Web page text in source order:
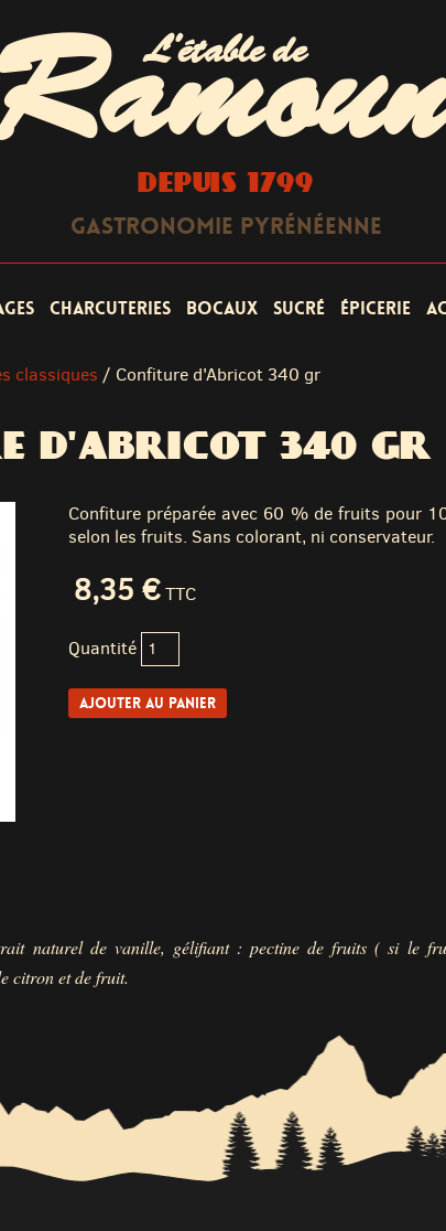
L'étable de
DEPUIS 1799
Gastronomie Pyrénéenne
Charcuteries Bocaux Sucré Épicerie
classiques / Confiture d'Abricot 340 gr
D'ABRICOT 340 GR
Confiture préparée avec 60 % de fruits pour
selon les fruits. Sans colorant, ni conservateur.
8,35 €TTC
Quantité
naturel de vanille, gélifiant : pectine de fruits( si le
citron et de fruit.